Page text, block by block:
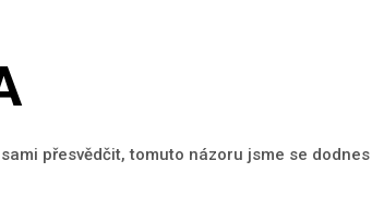
přesvědčit, tomuto názoru jsme se